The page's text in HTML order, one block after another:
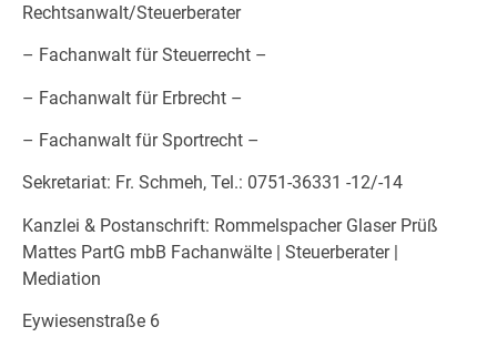
Rechtsanwalt/Steuerberater
– Fachanwalt für Steuerrecht –
– Fachanwalt für Erbrecht –
– Fachanwalt für Sportrecht –
Sekretariat: Fr. Schmeh, Tel.: 0751-36331 -12/-14
Kanzlei & Postanschrift: Rommelspacher Glaser Prüß
Mattes PartG mbB Fachanwälte | Steuerberater |
Mediation
Eywiesenstraße 6